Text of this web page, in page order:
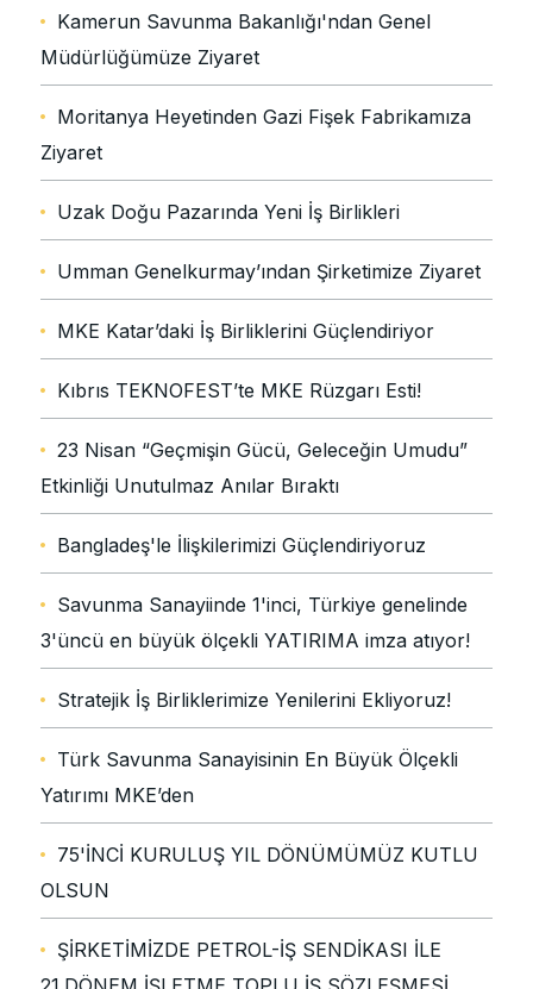
Kamerun Savunma Bakanlığı'ndan Genel
Müdürlüğümüze Ziyaret
Moritanya Heyetinden Gazi Fişek Fabrikamıza
Ziyaret
Uzak Doğu Pazarında Yeni İş Birlikleri
Umman Genelkurmay’ından Şirketimize Ziyaret
MKE Katar’daki İş Birliklerini Güçlendiriyor
Kıbrıs TEKNOFEST’te MKE Rüzgarı Esti!
23 Nisan “Geçmişin Gücü, Geleceğin Umudu”
Etkinliği Unutulmaz Anılar Bıraktı
Bangladeş'le İlişkilerimizi Güçlendiriyoruz
Savunma Sanayiinde 1'inci, Türkiye genelinde
3'üncü en büyük ölçekli YATIRIMA imza atıyor!
Stratejik İş Birliklerimize Yenilerini Ekliyoruz!
Türk Savunma Sanayisinin En Büyük Ölçekli
Yatırımı MKE’den
75'İNCİ KURULUŞ YIL DÖNÜMÜMÜZ KUTLU
OLSUN
ŞİRKETİMİZDE PETROL-İŞ SENDİKASI İLE